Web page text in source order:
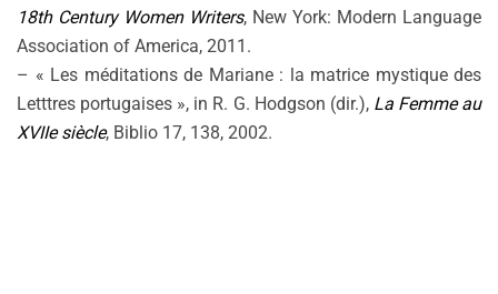
18th Century Women Writers, New York: Modern Language
Association of America, 2011.
– « Les méditations de Mariane : la matrice mystique des
Letttres portugaises », in R. G. Hodgson (dir.), La Femme au
XVIIe siècle, Biblio 17, 138, 2002.